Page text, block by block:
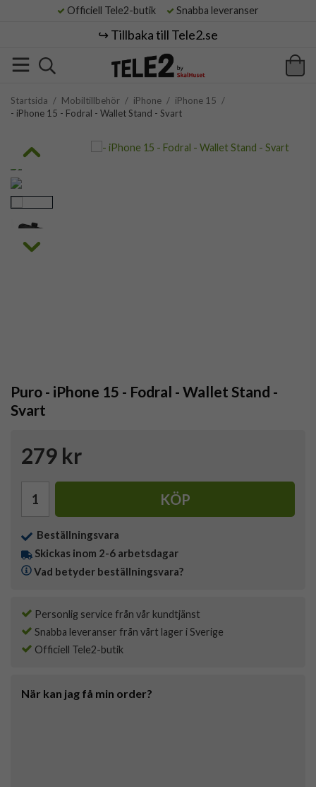
Officiell Tele2-butik Snabba leveranser
↪️ Tillbaka till Tele2.se
Startsida / Mobiltillbehör / iPhone / iPhone 15 /
- iPhone 15 - Fodral - Wallet Stand - Svart
Puro - iPhone 15 - Fodral - Wallet Stand -
Svart
279 kr
KÖP
Beställningsvara
Skickas inom 2-6 arbetsdagar
Vad betyder beställningsvara?
Personlig service från vår kundtjänst
Snabba leveranser från vårt lager i Sverige
Officiell Tele2-butik
När kan jag få min order?